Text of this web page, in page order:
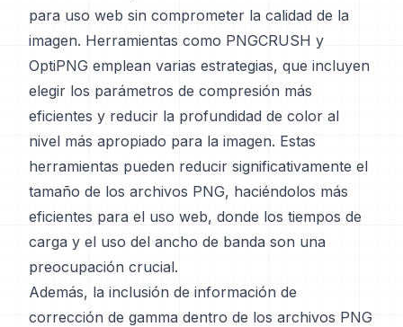
para uso web sin comprometer la calidad de la
imagen. Herramientas como PNGCRUSH y
OptiPNG emplean varias estrategias, que incluyen
elegir los parámetros de compresión más
eficientes y reducir la profundidad de color al
nivel más apropiado para la imagen. Estas
herramientas pueden reducir significativamente el
tamaño de los archivos PNG, haciéndolos más
eficientes para el uso web, donde los tiempos de
carga y el uso del ancho de banda son una
preocupación crucial.
Además, la inclusión de información de
corrección de gamma dentro de los archivos PNG